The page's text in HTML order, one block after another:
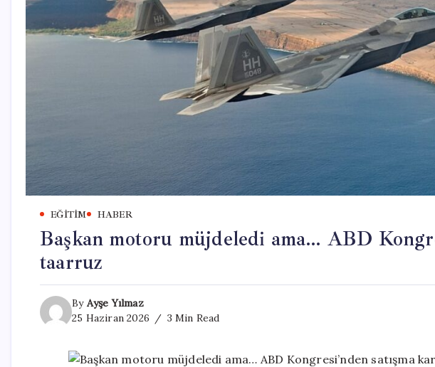
EĞITIM HABER
Başkan motoru müjdeledi ama… ABD
taarruz
By Ayşe Yılmaz
25 Haziran 2026
3 Min Read